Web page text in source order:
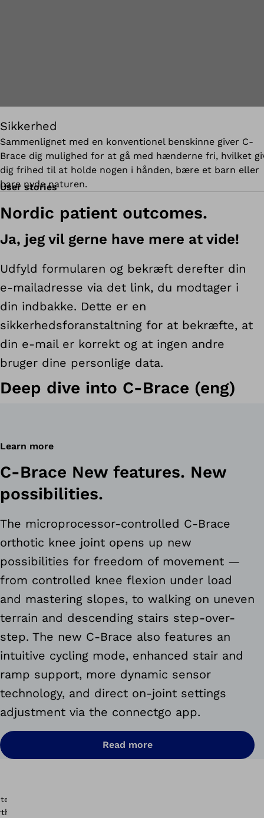
Sikkerhed
Sammenlignet med en konventionel benskinne giver C-
Brace dig mulighed for at gå med hænderne fri, hvilket
dig frihed til at holde nogen i hånden, bære et barn eller
bare nyde naturen.
User stories
Nordic patient outcomes.
Ja, jeg vil gerne have mere at vide!
Udfyld formularen og bekræft derefter din
e-mailadresse via det link, du modtager i
din indbakke. Dette er en
sikkerhedsforanstaltning for at bekræfte, at
din e-mail er korrekt og at ingen andre
bruger dine personlige data.
Deep dive into C-Brace (eng)
Learn more
C-Brace New features. New
possibilities.
The microprocessor-controlled C-Brace
orthotic knee joint opens up new
possibilities for freedom of movement —
from controlled knee flexion under load
and mastering slopes, to walking on uneven
terrain and descending stairs step-over-
step. The new C-Brace also features an
intuitive cycling mode, enhanced stair and
ramp support, more dynamic sensor
technology, and direct on-joint settings
adjustment via the connectgo app.
Read more